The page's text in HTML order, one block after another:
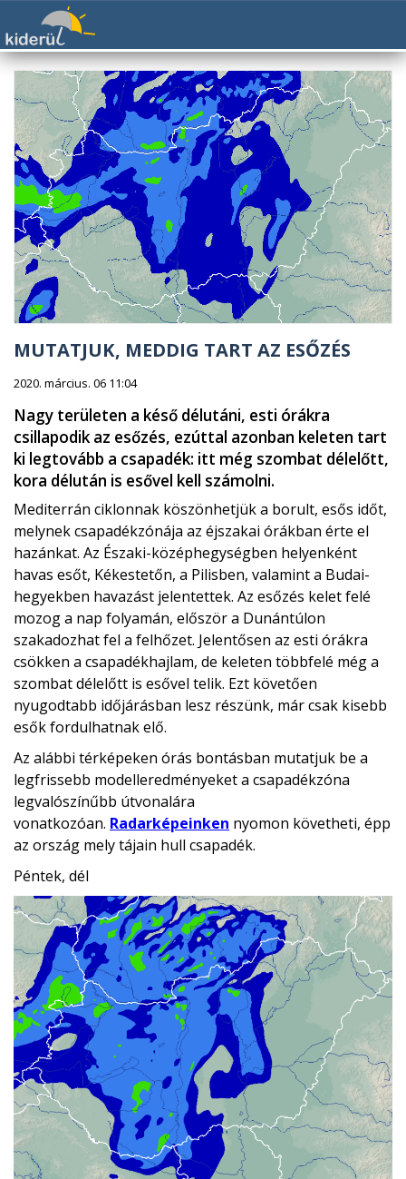
MUTATJUK, MEDDIG TART AZ ESŐZÉS
2020. március. 06 11:04
Nagy területen a késő délutáni, esti órákra
csillapodik az esőzés, ezúttal azonban keleten tart
ki legtovább a csapadék: itt még szombat délelőtt,
kora délután is esővel kell számolni.
Mediterrán ciklonnak köszönhetjük a borult, esős időt,
melynek csapadékzónája az éjszakai órákban érte el
hazánkat. Az Északi-középhegységben helyenként
havas esőt, Kékestetőn, a Pilisben, valamint a Budai-
hegyekben havazást jelentettek. Az esőzés kelet felé
mozog a nap folyamán, először a Dunántúlon
szakadozhat fel a felhőzet. Jelentősen az esti órákra
csökken a csapadékhajlam, de keleten többfelé még a
szombat délelőtt is esővel telik. Ezt követően
nyugodtabb időjárásban lesz részünk, már csak kisebb
esők fordulhatnak elő.
Az alábbi térképeken órás bontásban mutatjuk be a
legfrissebb modelleredményeket a csapadékzóna
legvalószínűbb útvonalára
vonatkozóan. Radarképeinken nyomon követheti, épp
az ország mely tájain hull csapadék.
Péntek, dél